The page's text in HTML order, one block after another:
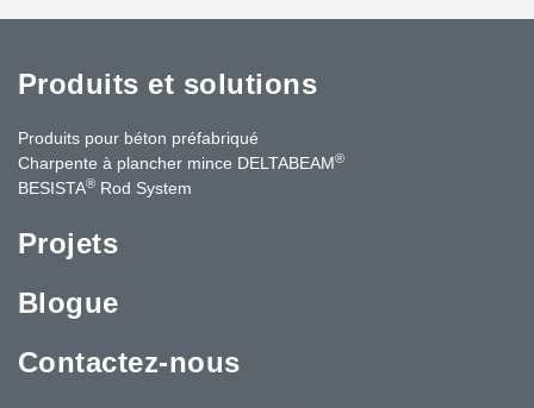
Produits et solutions
Produits pour béton préfabriqué
Charpente à plancher mince DELTABEAM®
BESISTA® Rod System
Projets
Blogue
Contactez-nous